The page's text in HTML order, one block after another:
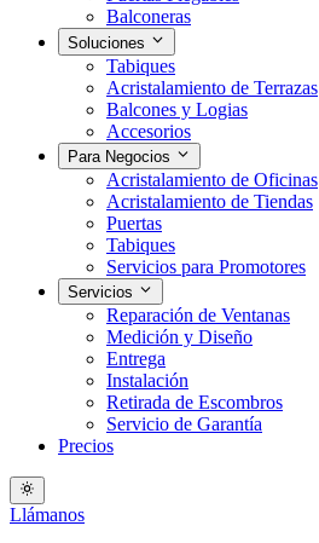
Balconeras
Soluciones
Tabiques
Acristalamiento de Terrazas
Balcones y Logias
Accesorios
Para Negocios
Acristalamiento de Oficinas
Acristalamiento de Tiendas
Puertas
Tabiques
Servicios para Promotores
Servicios
Reparación de Ventanas
Medición y Diseño
Entrega
Instalación
Retirada de Escombros
Servicio de Garantía
Precios
Llámanos